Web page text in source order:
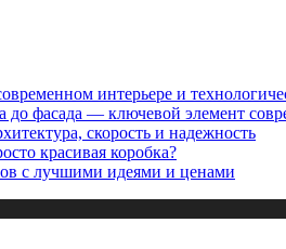
интерьере и
фасада — ключевой элемент
скорость и надежность
красивая коробка?
с лучшими идеями и ценами